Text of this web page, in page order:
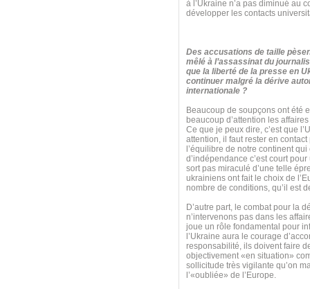
à l’Ukraine n’a pas diminué au
développer les contacts
Des accusations de taille
mêlé à l’assassinat du
que la liberté de la presse en
continuer malgré la dérive
internationale ?
Beaucoup de soupçons ont été
beaucoup d’attention les
Ce que je peux dire, c’est que
attention, il faut rester en
l’équilibre de notre continent
d’indépendance c’est court
sort pas miraculé d’une telle
ukrainiens ont fait le choix de
nombre de conditions, qu’il est
D’autre part, le combat pour la
n’intervenons pas dans les
joue un rôle fondamental pour
l’Ukraine aura le courage
responsabilité, ils doivent faire
objectivement «en situation»
sollicitude très vigilante qu’on
l’«oubliée» de l’Europe.